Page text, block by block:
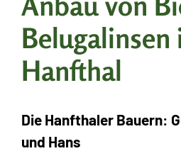
Belugalinsen
Hanfthal
Die Hanfthaler Bauern:
und Hans